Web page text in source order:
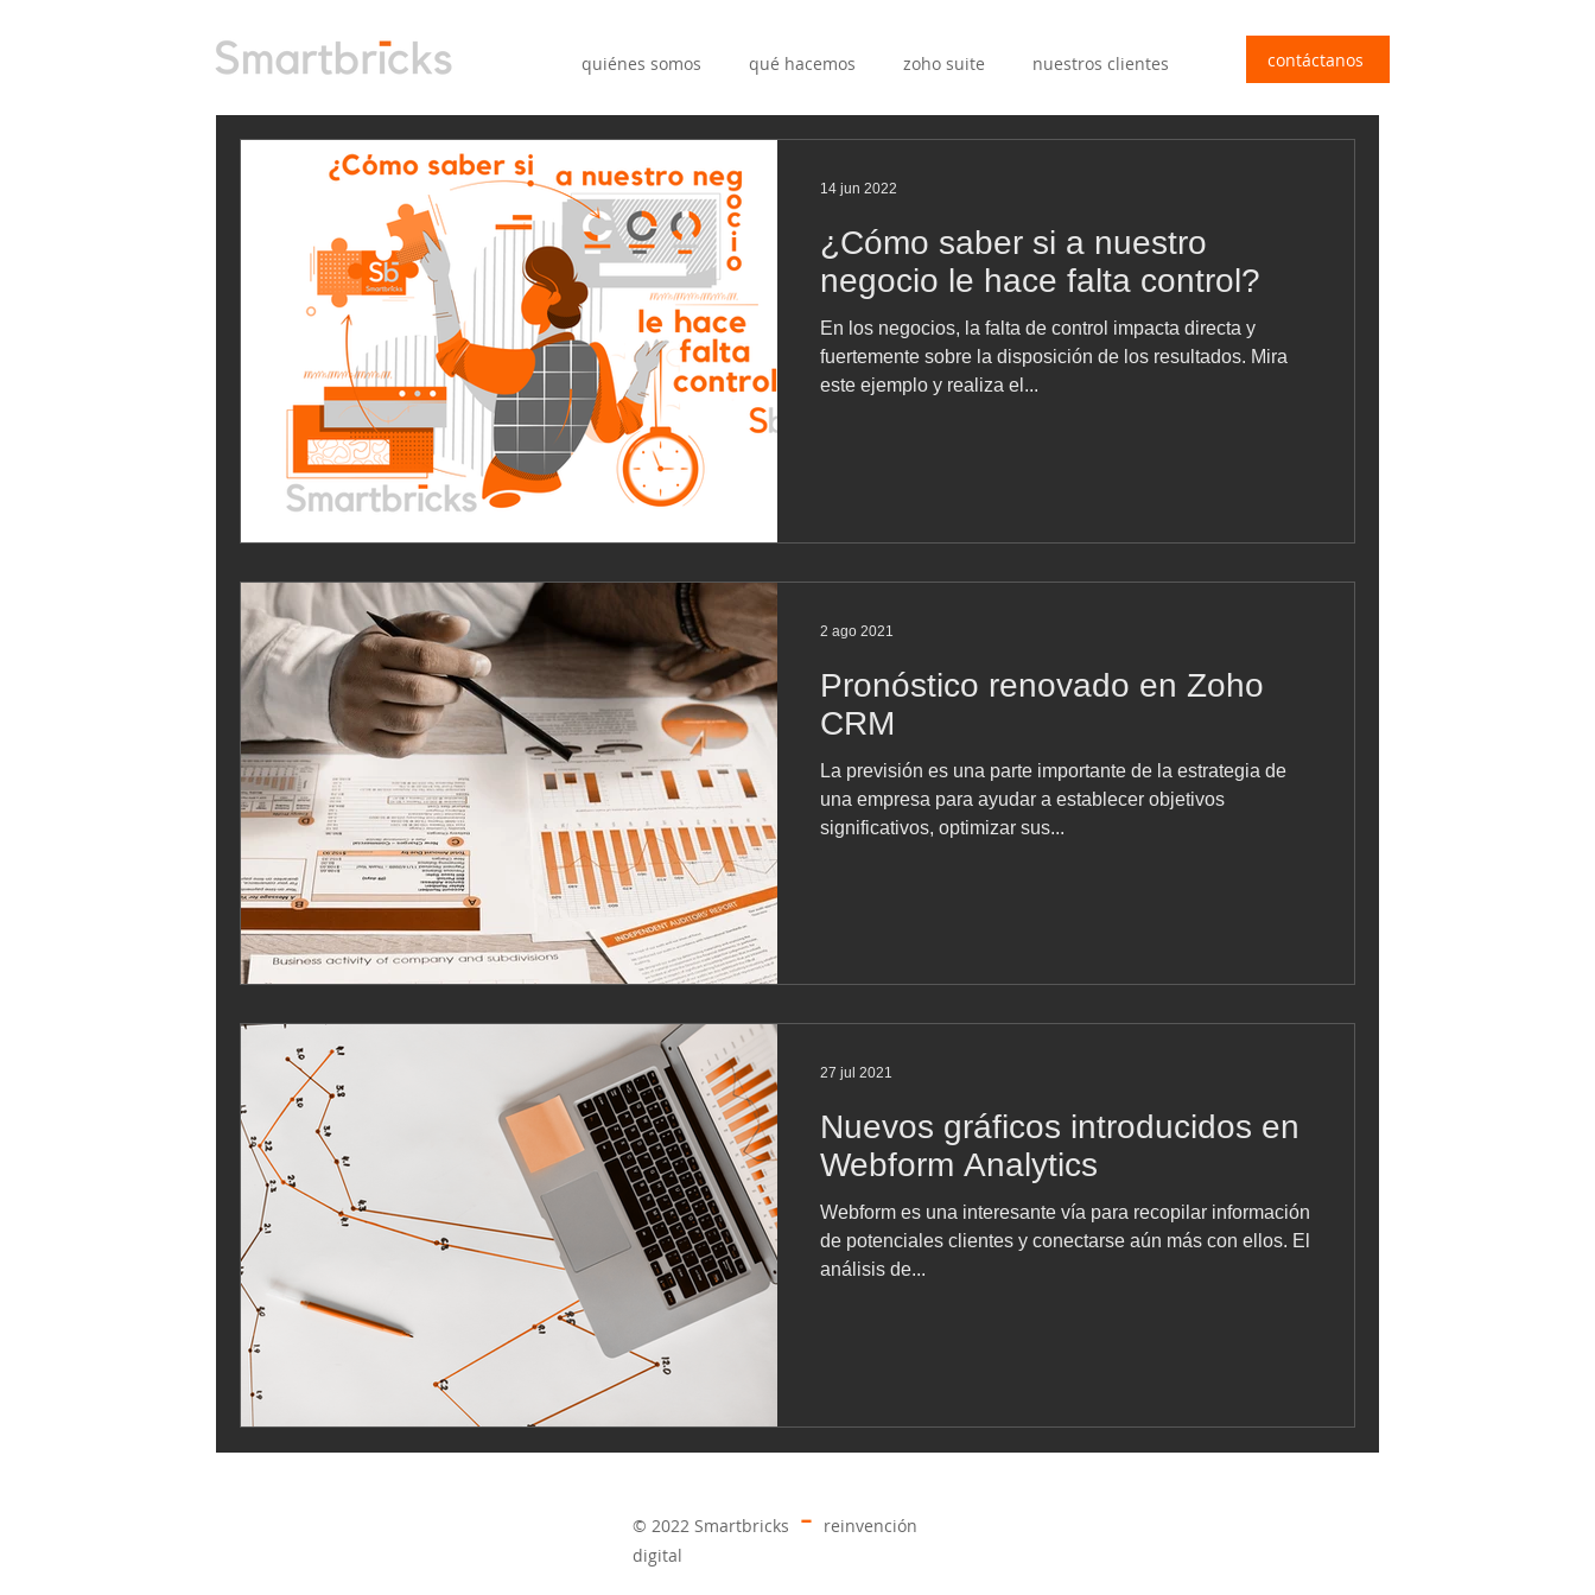
quiénes somos qué hacemos zoho suite nuestros clientes contáctanos
¿Cómo saber si a nuestro
negocio le hace falta control?
En los negocios, la falta de control impacta directa y
fuertemente sobre la disposición de los resultados. Mira
este ejemplo y realiza el...
14 jun 2022
Pronóstico renovado en Zoho
CRM
La previsión es una parte importante de la estrategia de
una empresa para ayudar a establecer objetivos
significativos, optimizar sus...
2 ago 2021
Nuevos gráficos introducidos en
Webform Analytics
Webform es una interesante vía para recopilar información
de potenciales clientes y conectarse aún más con ellos. El
análisis de...
27 jul 2021
© 2022 Smartbricks - reinvención
digital